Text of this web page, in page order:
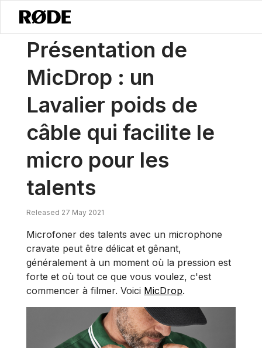
Nouvelles / Présentation De MicDrop : Un Lavalier Poids De Câble
Présentation de
MicDrop : un
Lavalier poids de
câble qui facilite le
micro pour les
talents
Released 27 May 2021
Microfoner des talents avec un microphone
cravate peut être délicat et gênant,
généralement à un moment où la pression est
forte et où tout ce que vous voulez, c'est
commencer à filmer. Voici MicDrop.